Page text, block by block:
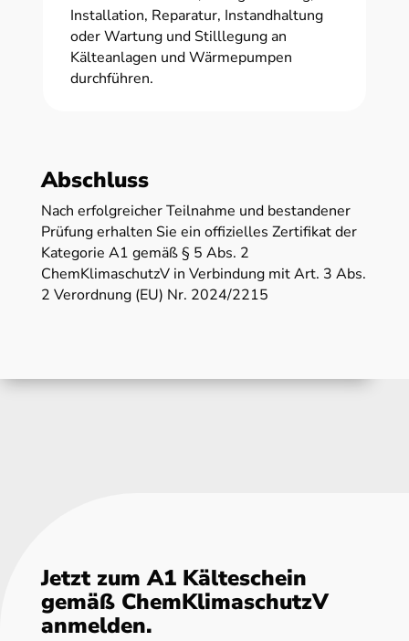
Installation, Reparatur, Instandhaltung
oder Wartung und Stilllegung an
Kälteanlagen und Wärmepumpen
durchführen.
Abschluss
Nach erfolgreicher Teilnahme und bestandener
Prüfung erhalten Sie ein offizielles Zertifikat der
Kategorie A1 gemäß § 5 Abs. 2
ChemKlimaschutzV in Verbindung mit Art. 3 Abs.
2 Verordnung (EU) Nr. 2024/2215
Jetzt zum A1 Kälteschein
gemäß ChemKlimaschutzV
anmelden.